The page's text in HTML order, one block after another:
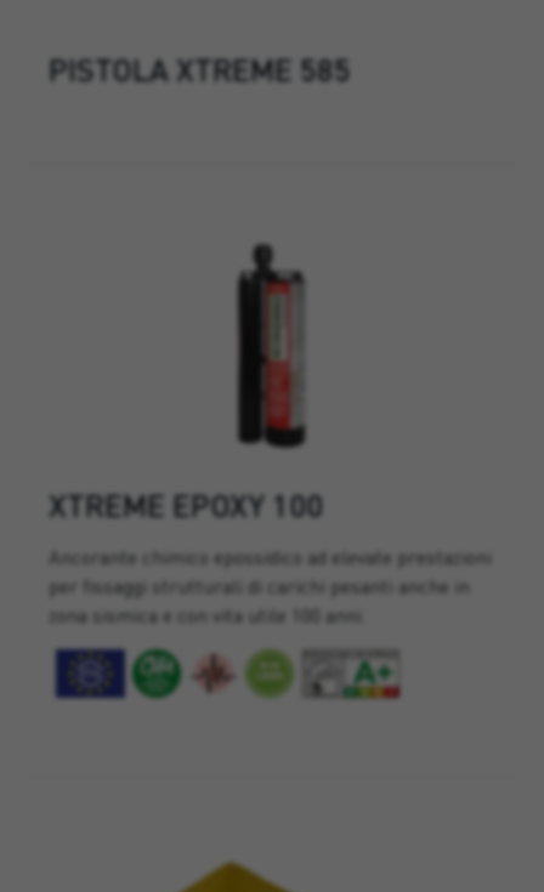
PISTOLA XTREME 585
XTREME EPOXY 100
Ancorante chimico epossidico ad elevate prestazioni
per fissaggi strutturali di carichi pesanti anche in
zona sismica e con vita utile 100 anni.